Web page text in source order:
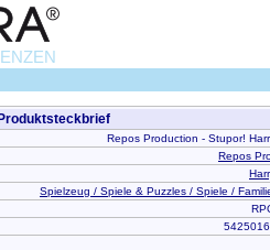
Produktsteckbrief
Repos Production - Stupor!
Repos
Spielzeug / Spiele & Puzzles / Spiele /